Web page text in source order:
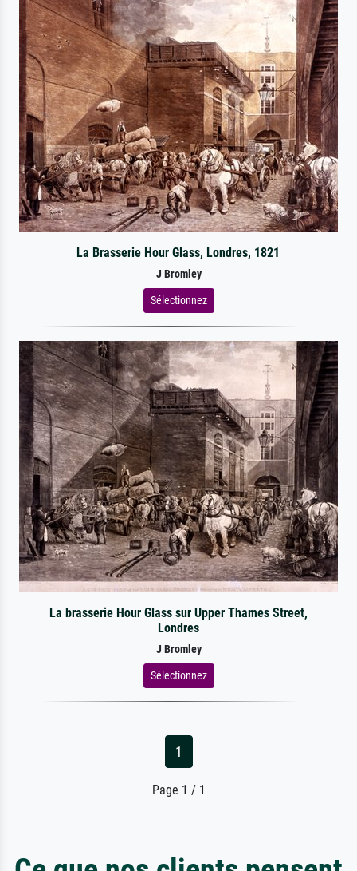
La Brasserie Hour Glass, Londres, 1821
J Bromley
Sélectionnez
La brasserie Hour Glass sur Upper Thames Street,
Londres
J Bromley
Sélectionnez
1
Page 1 / 1